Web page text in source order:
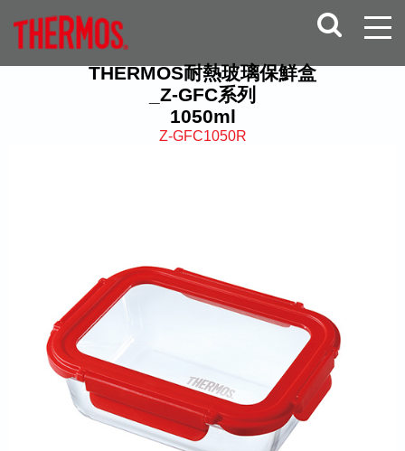
THERMOS耐熱玻璃保鮮盒
_Z-GFC系列
1050ml
Z-GFC1050R